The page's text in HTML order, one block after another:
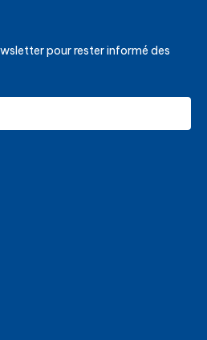
pour rester informé des